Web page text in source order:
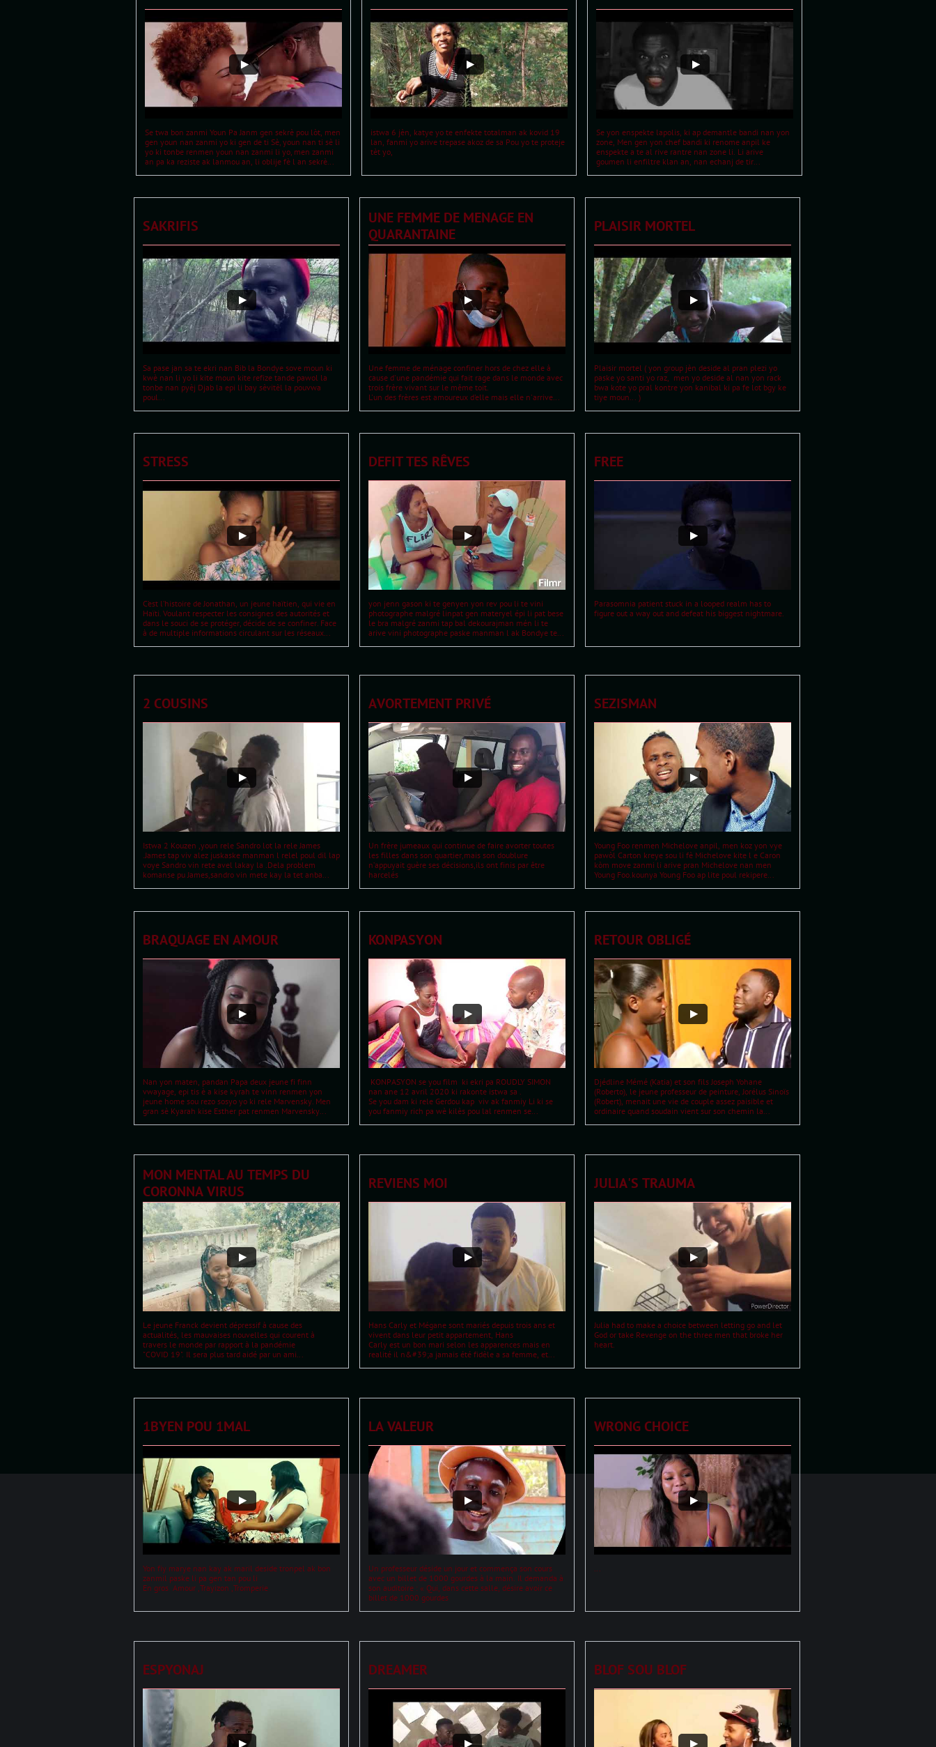
Se twa bon zanmi Youn Pa Janm gen sekrè pou lòt, men
gen youn nan zanmi yo ki gen de ti Sè, youn nan ti sè li
yo ki tonbe renmen youn nan zanmi li yo, men zanmi
an pa ka reziste ak lanmou an, li oblije fè l an sekrè...
istwa 6 jèn, katye yo te enfekte totalman ak kovid 19
lan, fanmi yo arive trepase akoz de sa Pou yo te proteje
tèt yo,
Se yon enspekte lapolis, ki ap demantle bandi nan yon
zone, Men gen yon chef bandi ki renome anpil ke
enspekte a te al rive rantre nan zone li. Li arive
goumen li enfiltre klan an, nan echanj de tir...
SAKRIFIS
Sa pase jan sa te ekri nan Bib la Bondye sove moun ki
kwè nan li yo li kite moun kite refize tande pawol la
tonbe nan pyèj Djab la epi li bay sèvitèl la pouvwa
poul...
UNE FEMME DE MENAGE EN
QUARANTAINE
Une femme de ménage confiner hors de chez elle à
cause d'une pandémie qui fait rage dans le monde avec
trois frère vivant sur le même toit.
L'un des frères est amoureux d'elle mais elle n'arrive...
PLAISIR MORTEL
Plaisir mortel ( yon group jèn deside al pran plezi yo
paske yo santi yo raz,  men yo deside al nan yon rack
bwa kote yo pral kontre yon kanibal ki pa fe lot bgy ke
tiye moun... )
STRESS
C’est l’histoire de Jonathan, un jeune haïtien, qui vie en
Haïti. Voulant respecter les consignes des autorités et
dans le souci de se protéger, décide de se confiner. Face
à de multiple informations circulant sur les réseaux...
DEFIT TES RÊVES
yon jenn gason ki te genyen yon rev pou li te vini
photographe malgré linpat gen materyel épi li pat bese
le bra malgré zanmi tap bal dekourajman mén li te
arive vini photographe paske manman l ak Bondye te...
FREE
Parasomnia patient stuck in a looped realm has to
figure out a way out and defeat his biggest nightmare.
2 COUSINS
Istwa 2 Kouzen ,youn rele Sandro lot la rele James
.James tap viv alez juskaske manman l relel poul dil lap
voye Sandro vin rete avel lakay la .Dela problem
komanse pu James,sandro vin mete kay la tet anba...
AVORTEMENT PRIVÉ
Un frère jumeaux qui continue de faire avorter toutes
les filles dans son quartier,mais son doublure
n’appuyait guère ses décisions,ils ont finis par être
harcelés
SEZISMAN
Young Foo renmen Michelove anpil, men koz yon vye
pawòl Carton kreye sou li fè Michelove kite l e Caron
kòm move zanmi li arive pran Michelove nan men
Young Foo.kounya Young Foo ap lite poul rekipere...
BRAQUAGE EN AMOUR
Nan yon maten, pandan Papa deux jeune fi finn
vwayage, epi tis è a kise kyrah te vinn renmen yon
jeune home sou rezo sosyo yo ki rele Marvensky. Men
gran sè Kyarah kise Esther pat renmen Marvensky...
KONPASYON
nan ane 12 avril 2020 ki rakonte istwa sa .
Se you dam ki rele Gerdou kap  viv ak fanmiy Li ki se
you fanmiy rich pa wè kilès pou lal renmen se...
RETOUR OBLIGÉ
Djédline Mémé (Katia) et son fils Joseph Yohane
(Roberto), le jeune professeur de peinture, Jorélus Sinoïs
(Robert), menait une vie de couple assez paisible et
ordinaire quand soudain vient sur son chemin la...
MON MENTAL AU TEMPS DU
CORONNA VIRUS
Le jeune Franck devient dépressif à cause des
actualités, les mauvaises nouvelles qui courent à
travers le monde par rapport à la pandémie
"COVID 19". Il sera plus tard aidé par un ami...
REVIENS MOI
Hans Carly et Mégane sont mariés depuis trois ans et
vivent dans leur petit appartement, Hans
Carly est un bon mari selon les apparences mais en
realité il n&#39;a jamais été fidèle a sa femme, et...
JULIA'S TRAUMA
Julia had to make a choice between letting go and let
God or take Revenge on the three men that broke her
heart.
1BYEN POU 1MAL
Yon fiy marye nan kay ak maril deside tronpel ak bon
zanmil paske li pa gen tan pou li
En gros  Amour ,Trayizon ,Tromperie
LA VALEUR
Un professeur déside un jour et commença son cours
avec un billet de 1000 gourdes à la main. Il demanda à
son auditoire : « Qui, dans cette salle, désire avoir ce
billet de 1000 gourdes
WRONG CHOICE
...
ESPYONAJ DREAMER BLOF SOU BLOF